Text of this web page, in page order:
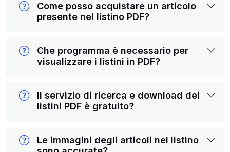
Come posso acquistare un articolo
presente nel listino PDF?
Che programma è necessario per
visualizzare i listini in PDF?
Il servizio di ricerca e download dei
listini PDF è gratuito?
Le immagini degli articoli nel listino